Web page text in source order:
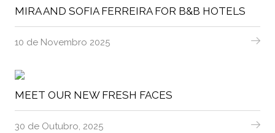
MIRA AND SOFIA FERREIRA FOR B&B HOTELS
10 de Novembro 2025
MEET OUR NEW FRESH FACES
30 de Outubro, 2025